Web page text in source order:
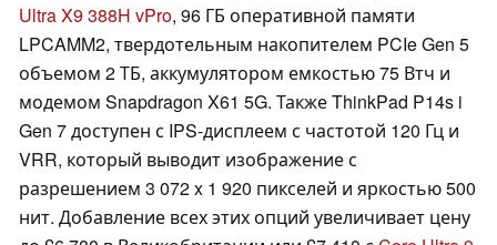
Ultra X9 388H vPro, 96 ГБ оперативной памяти
LPCAMM2, твердотельным накопителем PCIe Gen 5
объемом 2 ТБ, аккумулятором емкостью 75 Втч и
модемом Snapdragon X61 5G. Также ThinkPad P14s i
Gen 7 доступен с IPS-дисплеем с частотой 120 Гц и
VRR, который выводит изображение с
разрешением 3 072 x 1 920 пикселей и яркостью 500
нит. Добавление всех этих опций увеличивает цену